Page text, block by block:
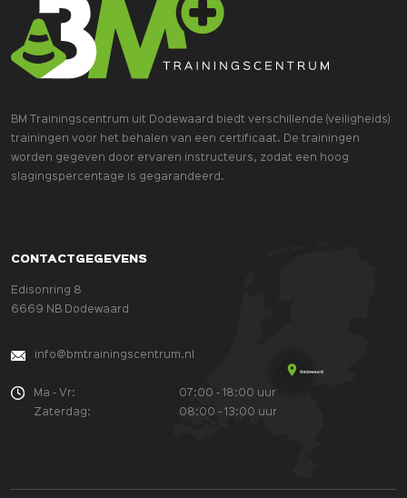
BM Trainingscentrum uit Dodewaard biedt verschillende (veiligheids)
trainingen voor het behalen van een certificaat. De trainingen
worden gegeven door ervaren instructeurs, zodat een hoog
slagingspercentage is gegarandeerd.
CONTACTGEGEVENS
Edisonring 8
6669 NB Dodewaard
info@bmtrainingscentrum.nl
Ma - Vr:
07:00 - 18:00 uur
Zaterdag:
08:00 - 13:00 uur